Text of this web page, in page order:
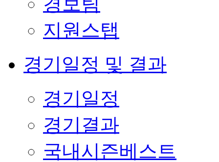
지원스탭
경기일정 및 결과
경기일정
경기결과
국내시즌베스트